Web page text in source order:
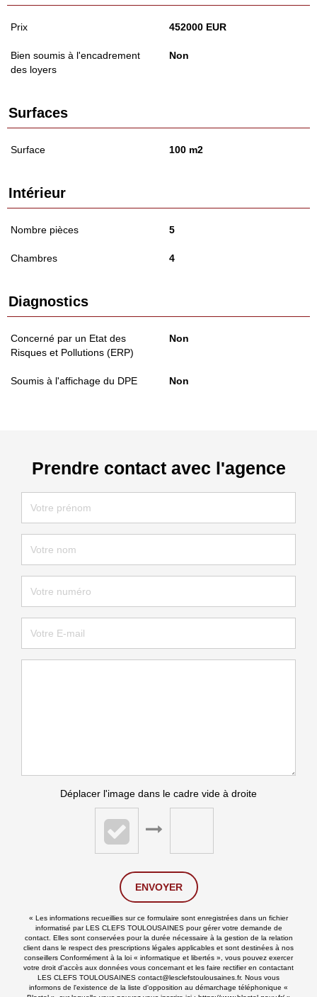
Prix 452000 EUR
Bien soumis à l'encadrement
des loyers
Non
Surfaces
Surface 100 m2
Intérieur
Nombre pièces 5
Chambres 4
Diagnostics
Concerné par un Etat des
Risques et Pollutions (ERP)
Non
Soumis à l'affichage du DPE Non
Prendre contact avec l'agence
Déplacer l'image dans le cadre vide à droite
ENVOYER
« Les informations recueillies sur ce formulaire sont enregistrées dans un fichier
informatisé par LES CLEFS TOULOUSAINES pour gérer votre demande de
contact. Elles sont conservées pour la durée nécessaire à la gestion de la relation
client dans le respect des prescriptions légales applicables et sont destinées à nos
conseillers Conformément à la loi « informatique et libertés », vous pouvez exercer
votre droit d'accès aux données vous concernant et les faire rectifier en contactant
LES CLEFS TOULOUSAINES contact@lesclefstoulousaines.fr. Nous vous
informons de l'existence de la liste d'opposition au démarchage téléphonique «